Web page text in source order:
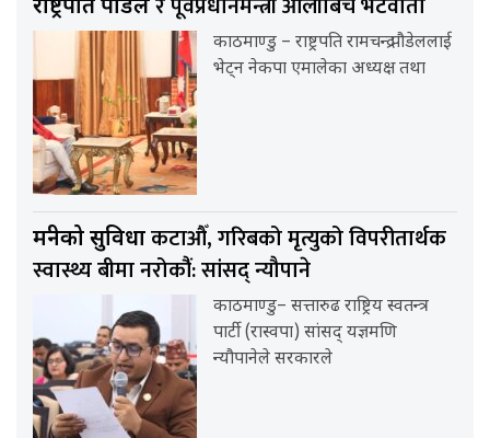
राष्ट्रपति पौडेल
काठमाण्डु – राष्ट्रपति रामचन्द्र पौडेललाई
भेट्न नेकपा एमालेका अध्यक्ष तथा
मन्त्रीको सुविधाकटाऔँ, गरिबको मृत्युको विपरीतार्थक
स्वास्थ्य बीमा नरोकौंं: सांसद् न्यौपाने
काठमाण्डु– सत्तारुढ राष्ट्रिय स्वतन्त्र
पार्टी (रास्वपा) सांसद् यज्ञमणि
न्यौपानेले सरकारले